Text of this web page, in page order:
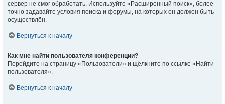
сервер не смог обработать. Используйте «Расширенный поиск», более
точно задавайте условия поиска и форумы, на которых он должен быть
осуществлён.
Вернуться к началу
Как мне найти пользователя конференции?
Перейдите на страницу «Пользователи» и щёлкните по ссылке «Найти
пользователя».
Вернуться к началу